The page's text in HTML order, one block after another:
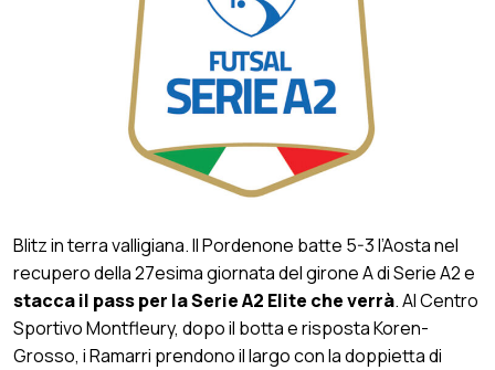
Blitz in terra valligiana. Il Pordenone batte 5-3 l’Aosta nel
recupero della 27esima giornata del girone A di Serie A2 e
stacca il pass per la Serie A2 Elite che verrà. Al Centro
Sportivo Montfleury, dopo il botta e risposta Koren-
Grosso, i Ramarri prendono il largo con la doppietta di